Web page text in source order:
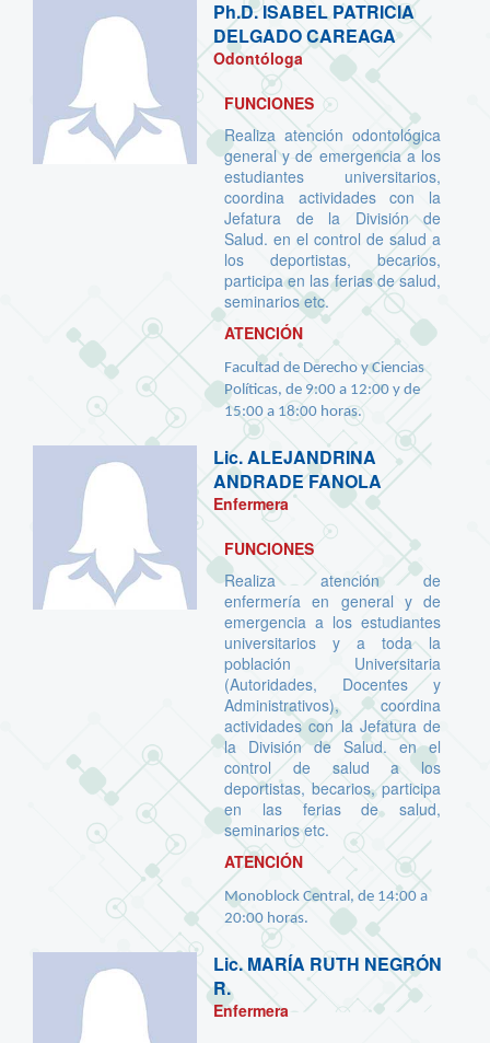
Ph.D.ISABEL PATRICIA
DELGADO CAREAGA
Odontóloga
FUNCIONES
Realiza atención odontológica
general y de emergencia a los
estudiantes universitarios,
coordina actividades con la
Jefatura de la División de
Salud. en el control de salud a
los deportistas, becarios,
participa en las ferias de salud,
seminarios etc.
ATENCIÓN
Facultad de Derecho y Ciencias
Políticas, de 9:00 a 12:00 y de
15:00 a 18:00 horas.
Lic.ALEJANDRINA
ANDRADE FANOLA
Enfermera
FUNCIONES
Realiza atención de
enfermería en general y de
emergencia a los estudiantes
universitarios y a toda la
población Universitaria
(Autoridades, Docentes y
Administrativos), coordina
actividades con la Jefatura de
la División de Salud. en el
control de salud a los
deportistas, becarios, participa
en las ferias de salud,
seminarios etc.
ATENCIÓN
Monoblock Central, de 14:00 a
20:00 horas.
Lic.MARÍA RUTH NEGRÓN
R.
Enfermera